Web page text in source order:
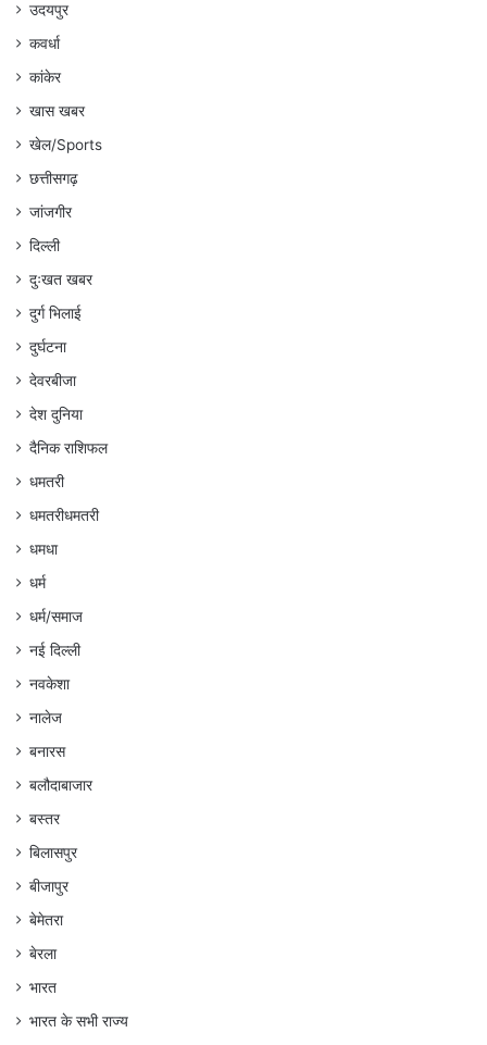
उदयपुर
कवर्धा
कांकेर
खास खबर
खेल/Sports
छत्तीसगढ़
जांजगीर
दिल्ली
दुःखत खबर
दुर्ग भिलाई
दुर्घटना
देवरबीजा
देश दुनिया
दैनिक राशिफल
धमतरी
धमतरीधमतरी
धमधा
धर्म
धर्म/समाज
नई दिल्ली
नवकेशा
नालेज
बनारस
बलौदाबाजार
बस्तर
बिलासपुर
बीजापुर
बेमेतरा
बेरला
भारत
भारत के सभी राज्य